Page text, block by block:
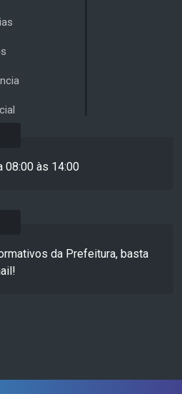
08:00 às 14:00
da Prefeitura, basta